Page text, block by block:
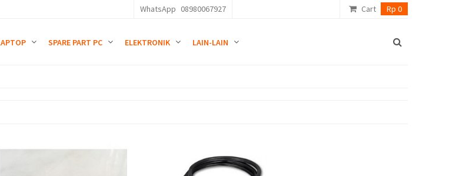
WhatsApp 08980067927 Cart Rp 0
SPARE PART PC ELEKTRONIK LAIN-LAIN